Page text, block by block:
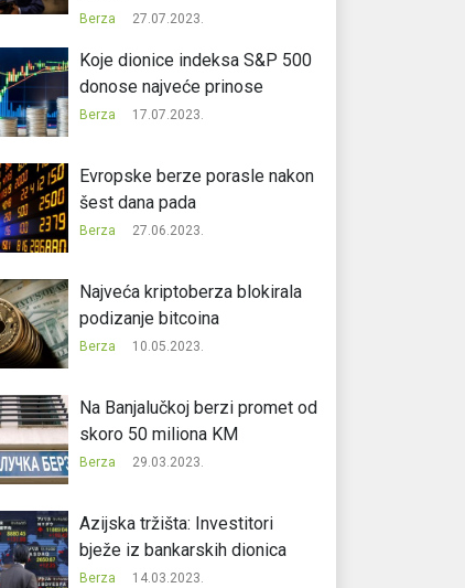
Berza 27.07.2023.
Koje dionice indeksa S&P 500
donose najveće prinose
Berza 17.07.2023.
Evropske berze porasle nakon
šest dana pada
Berza 27.06.2023.
Najveća kriptoberza blokirala
podizanje bitcoina
Berza 10.05.2023.
Na Banjalučkoj berzi promet od
skoro 50 miliona KM
Berza 29.03.2023.
Azijska tržišta: Investitori
bježe iz bankarskih dionica
Berza 14.03.2023.